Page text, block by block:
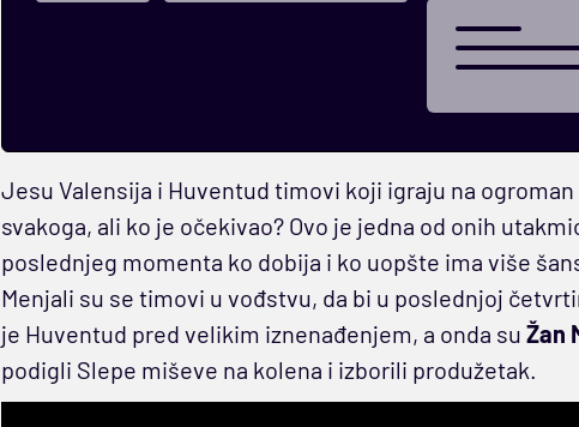
Jesu Valensija i Huventud timovi koji igraju na
svakoga, ali ko je očekivao? Ovo je jedna od onih
poslednjeg momenta ko dobija i ko uopšte ima više
Menjali su se timovi u vođstvu, da bi u poslednjoj
je Huventud pred velikim iznenađenjem, a onda su Žan
podigli Slepe miševe na kolena i izborili produžetak.